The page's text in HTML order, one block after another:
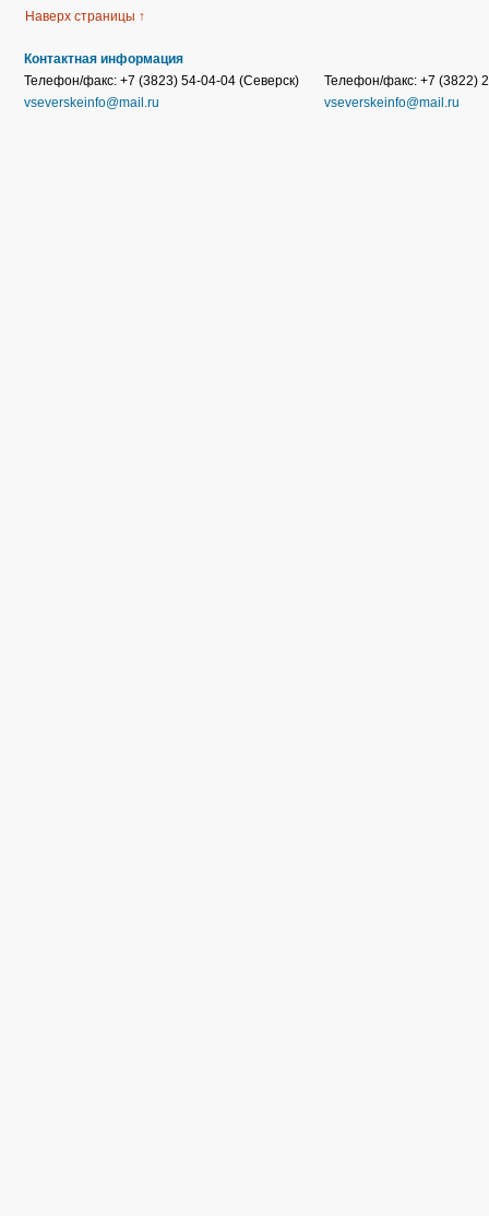
Наверх страницы ↑
Контактная информация
Телефон/факс: +7 (3823) 54-04-04 (Северск)
vseverskeinfo@mail.ru
Телефон/факс: +7 (3822)
vseverskeinfo@mail.ru